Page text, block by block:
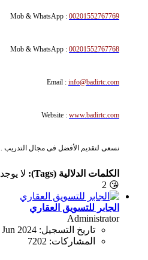
Mob & WhatsApp : 00201552767769
Mob & WhatsApp : 00201552767768
Email : info@badirtc.com
Website : www.badirtc.com
نسعى لتقديم الأفضل فى مجال التدريب ...
الكلمات الدلالية (Tags):
لا يوجد
😘
2
الجابر للتسويق العقاري
Administrator
تاريخ التسجيل: Jun 2024
المشاركات: 7202